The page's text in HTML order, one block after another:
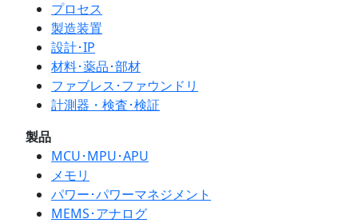
プロセス
製造装置
設計･IP
材料･薬品･部材
ファブレス･ファウンドリ
計測器・検査･検証
製品
MCU･MPU･APU
メモリ
パワー･パワーマネジメント
MEMS･アナログ